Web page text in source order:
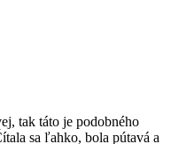
tak táto je podobného
sa ľahko, bola pútavá a